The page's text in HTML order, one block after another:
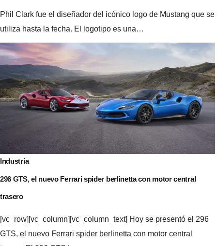
Phil Clark fue el diseñador del icónico logo de Mustang que se
utiliza hasta la fecha. El logotipo es una…
Industria
296 GTS, el nuevo Ferrari spider berlinetta con motor central
trasero
[vc_row][vc_column][vc_column_text] Hoy se presentó el 296
GTS, el nuevo Ferrari spider berlinetta con motor central